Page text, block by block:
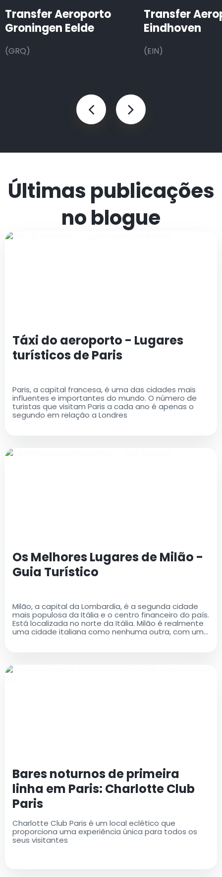
Transfer Aeroporto
Groningen Eelde
(GRQ)
Transfer
Eindhoven
(EIN)
Últimas publicações
no blogue
Táxi do aeroporto - Lugares
turísticos de Paris
Paris, a capital francesa, é uma das cidades mais
influentes e importantes do mundo. O número de
turistas que visitam Paris a cada ano é apenas o
segundo em relação a Londres
Os Melhores Lugares de Milão -
Guia Turístico
Milão, a capital da Lombardia, é a segunda cidade
mais populosa da Itália e o centro financeiro do país.
Está localizada no norte da Itália. Milão é realmente
uma cidade italiana como nenhuma outra, com uma
Bares noturnos de primeira
linha em Paris: Charlotte Club
Paris
Charlotte Club Paris é um local eclético que
proporciona uma experiência única para todos os
seus visitantes